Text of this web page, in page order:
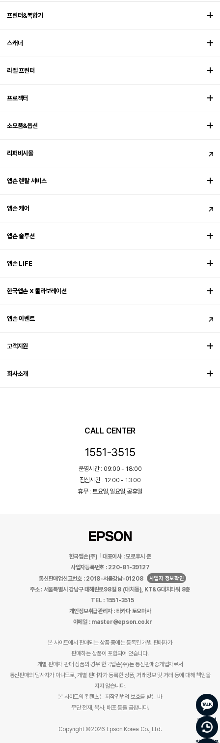
프린터&복합기
스캐너
라벨 프린터
프로젝터
소모품&옵션
리퍼비시몰
엡손 렌탈 서비스
엡손 케어
엡손 솔루션
엡손 LIFE
한국엡손 X 콜라보레이션
엡손 이벤트
고객지원
회사소개
CALL CENTER
1551-3515
운영시간 : 09:00 - 18:00
점심시간 : 12:00 - 13:00
휴무 : 토요일,일요일,공휴일
한국엡손(주)
대표이사 : 모로후시 준
사업자등록번호 : 220-81-39127
통신판매업신고번호 : 2018-서울강남-01208
사업자 정보확인
주소 : 서울특별시 강남구 테헤란로98길 8 (대치동), KT&G대치타워 8층
TEL : 1551-3515
개인정보취급관리자 : 타카다 토요마사
이메일 : master@epson.co.kr
본 사이트에서 판매되는 상품 중에는 등록된 개별 판매자가
판매하는 상품이 포함되어 있습니다.
개별 판매자 판매 상품의 경우 한국엡손(주)는 통신판매중개업자로서
통신판매의 당사자가 아니므로, 개별 판매자가 등록한 상품, 거래정보 및 거래 등에 대해 책임을
지지 않습니다.
본 사이트의 컨텐츠는 저작권법의 보호를 받는 바
무단 전재, 복사, 배포 등을 금합니다.
Copyright ©2026 Epson Korea Co., Ltd.
바로문의